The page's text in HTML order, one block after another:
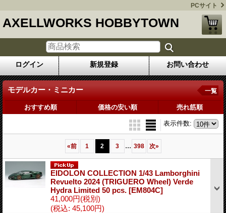
PCサイト
AXELLWORKS HOBBYTOWN
ログイン 新規登録 お問い合わせ
モデルカー・ミニカー 一覧
おすすめ順 価格の安い順 売れ筋順
表示件数:
«前 1 2 3 ... 398 次»
EIDOLON COLLECTION 1/43 Lamborghini
Revuelto 2024 (TRIGUERO Wheel) Verde
Hydra Limited 50 pcs. [EM804C]
41,000円(税別)
(税込: 45,100円)